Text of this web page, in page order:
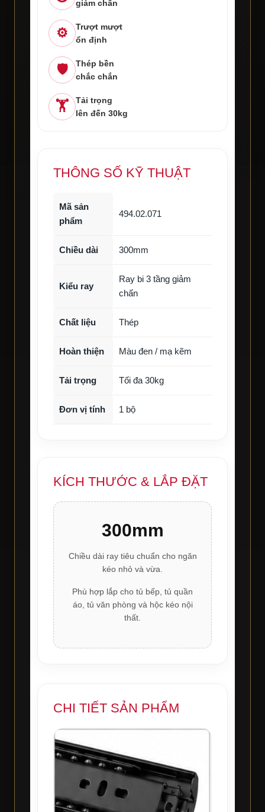
giảm chấn
⚙️
Trượt mượt
ổn định
🛡️
Thép bền
chắc chắn
🏋️
Tải trọng
lên đến 30kg
THÔNG SỐ KỸ THUẬT
Mã sản
phẩm
494.02.071
Chiều dài 300mm
Kiểu ray
Ray bi 3 tầng giảm
chấn
Chất liệu Thép
Hoàn thiện Màu đen / mạ kẽm
Tải trọng Tối đa 30kg
Đơn vị tính 1 bộ
KÍCH THƯỚC & LẮP ĐẶT
300mm
Chiều dài ray tiêu chuẩn cho ngăn
kéo nhỏ và vừa.
Phù hợp lắp cho tủ bếp, tủ quần
áo, tủ văn phòng và hộc kéo nội
thất.
CHI TIẾT SẢN PHẨM